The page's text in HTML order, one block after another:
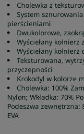
Cholewka z
System
pierścieniami
Dwukolorowe,
Wyściełany
Wyściełany
Teksturowana,
przyczepności
Krokodyl w kolorze
Cholewka: 100%
Nylon; Wkładka: 70%
Podeszwa zewnętrzna:
EVA
.